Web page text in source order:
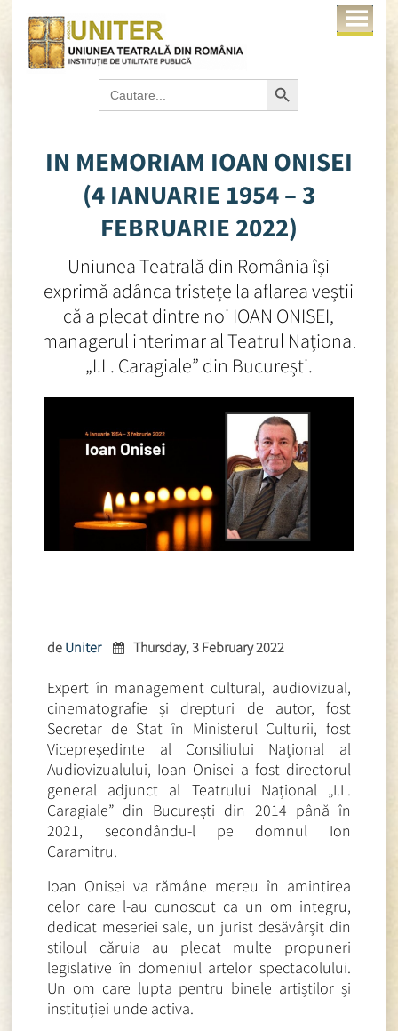
Search
for:
Search Button
IN MEMORIAM IOAN ONISEI
(4 IANUARIE 1954 – 3
FEBRUARIE 2022)
Uniunea Teatrală din România își
exprimă adânca tristețe la aflarea veștii
că a plecat dintre noi IOAN ONISEI,
managerul interimar al Teatrul Național
„I.L. Caragiale” din București.
de Uniter Thursday, 3 February 2022
Expert în management cultural, audiovizual,
cinematografie și drepturi de autor, fost
Secretar de Stat în Ministerul Culturii, fost
Vicepreşedinte al Consiliului Naţional al
Audiovizualului, Ioan Onisei a fost directorul
general adjunct al Teatrului Național „I.L.
Caragiale” din București din 2014 până în
2021, secondându-l pe domnul Ion
Caramitru.
Ioan Onisei va rămâne mereu în amintirea
celor care l-au cunoscut ca un om integru,
dedicat meseriei sale, un jurist desăvârșit din
stiloul căruia au plecat multe propuneri
legislative în domeniul artelor spectacolului.
Un om care lupta pentru binele artiștilor și
instituției unde activa.